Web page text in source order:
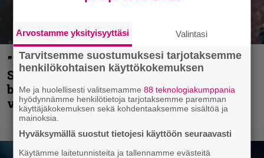
”He ovat tuoneet soittoon jotain uutta” –
Sepulturan Andreas Kisser nimeää
bändin, jonka riffit ovat tehneet
vaikutuksen
Arvostamme yksityisyyttäsi Valintasi
Tarvitsemme suostumuksesi tarjotaksemme
henkilökohtaisen käyttökokemuksen
Me ja huolellisesti valitsemamme88 teknologiakumppania
hyödynnämme henkilötietoja tarjotaksemme paremman
käyttäjäkokemuksen sekä kohdentaaksemme sisältöä ja
mainoksia.
Hyväksymällä suostut tietojesi käyttöön seuraavasti
Käytämme laitetunnisteita ja tallennamme evästeitä